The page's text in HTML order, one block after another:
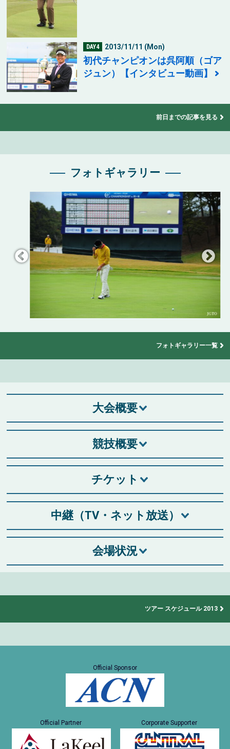
DAY4 2013/11/11 (Mon)
初代チャンピオンは呉阿順（ゴア
ジュン）【インタビュー動画】
前日までの記事を見る
フォトギャラリー
フォトギャラリー一覧
大会概要
競技概要
チケット
中継（TV・ネット放送）
会場状況
ツアー スケジュール 2013
Official Sponsor
Official Partner Corporate Supporter